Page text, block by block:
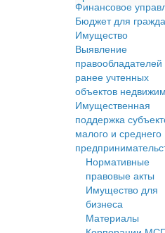
Финансовое
Бюджет для
Имущество
Выявление
правообладателей
ранее учтенных
объектов
Имущественная
поддержка
малого и среднего
Нормативные
правовые акты
Имущество для
бизнеса
Материалы